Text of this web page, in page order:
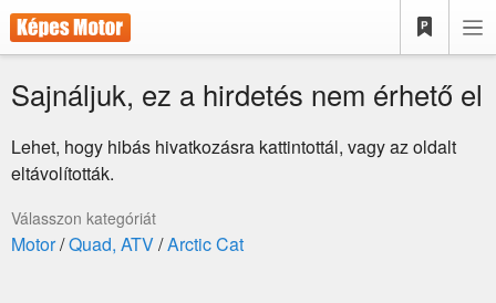
Sajnáljuk, ez a hirdetés nem érhető el
Lehet, hogy hibás hivatkozásra kattintottál, vagy az oldalt
eltávolították.
Válasszon kategóriát
Motor/Quad, ATV/Arctic Cat